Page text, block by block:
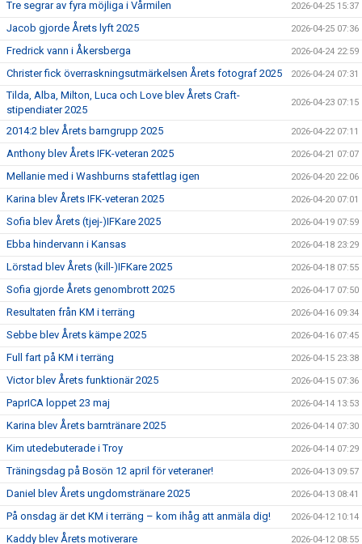
Tre segrar av fyra möjliga i Vårmilen 2026-04-25 15:37
Jacob gjorde Årets lyft 2025 2026-04-25 07:36
Fredrick vann i Åkersberga 2026-04-24 22:59
Christer fick överraskningsutmärkelsen Årets fotograf 2025 2026-04-24 07:31
Tilda, Alba, Milton, Luca och Love blev Årets Craft-
stipendiater 2025
2026-04-23 07:15
2014:2 blev Årets barngrupp 2025 2026-04-22 07:11
Anthony blev Årets IFK-veteran 2025 2026-04-21 07:07
Mellanie med i Washburns stafettlag igen 2026-04-20 22:06
Karina blev Årets IFK-veteran 2025 2026-04-20 07:01
Sofia blev Årets (tjej-)IFKare 2025 2026-04-19 07:59
Ebba hindervann i Kansas 2026-04-18 23:29
Lörstad blev Årets (kill-)IFKare 2025 2026-04-18 07:55
Sofia gjorde Årets genombrott 2025 2026-04-17 07:50
Resultaten från KM i terräng 2026-04-16 09:34
Sebbe blev Årets kämpe 2025 2026-04-16 07:45
Full fart på KM i terräng 2026-04-15 23:38
Victor blev Årets funktionär 2025 2026-04-15 07:36
PaprICA loppet 23 maj 2026-04-14 13:53
Karina blev Årets barntränare 2025 2026-04-14 07:30
Kim utedebuterade i Troy 2026-04-14 07:29
Träningsdag på Bosön 12 april för veteraner! 2026-04-13 09:57
Daniel blev Årets ungdomstränare 2025 2026-04-13 08:41
På onsdag är det KM i terräng – kom ihåg att anmäla dig! 2026-04-12 10:14
Kaddy blev Årets motiverare 2026-04-12 08:55